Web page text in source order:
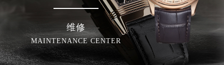
维修
MAINTENANCE CENTER